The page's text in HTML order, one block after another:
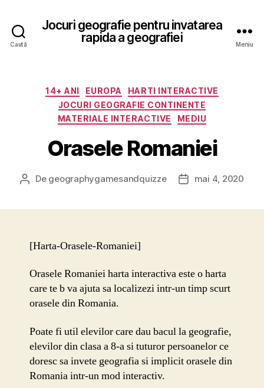
Caută
Jocuri geografie pentru invatarea
rapida a geografiei
Meniu
Categorii
14+ ANI EUROPA
HARTI INTERACTIVE
JOCURI GEOGRAFIE CONTINENTE
MATERIALE INTERACTIVE
MEDIU
Orasele Romaniei
Autor
De geographygamesandquizze
Datămai 4, 2020
[Harta-Orasele-Romaniei]
Orasele Romaniei harta interactiva este o harta
care te b va ajuta sa localizezi intr-un timp scurt
orasele din Romania.
Poate fi util elevilor care dau bacul la geografie,
elevilor din clasa a 8-a si tuturor persoanelor ce
doresc sa invete geografia si implicit orasele din
Romania intr-un mod interactiv.